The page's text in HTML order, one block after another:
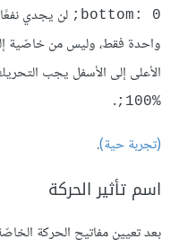
bottom: 0;
لن يجدي
واحدة فقط، وليس من خاصّية
الأعلى إلى الأسفل يجب
100%;
.
(تجربة حية).
اسم تأثير الحركة
بعد تعيين مفاتيح الحركة